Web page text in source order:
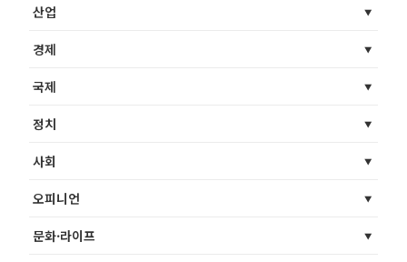
산업
경제
국제
정치
사회
오피니언
문화·라이프